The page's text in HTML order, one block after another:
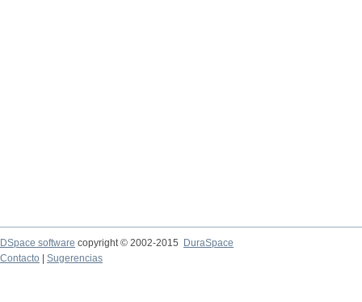
DSpace software copyright © 2002-2015
DuraSpace
Contacto
Sugerencias